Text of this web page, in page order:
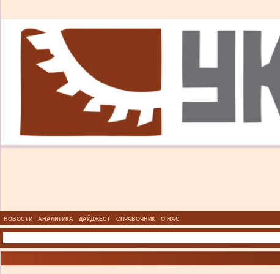
НОВОСТИ АНАЛИТИКА ДАЙДЖЕСТ СПРАВОЧНИК О НАС